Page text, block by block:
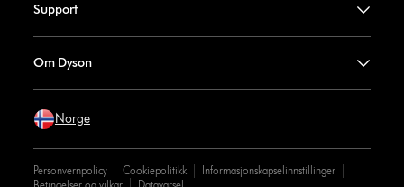
Support
Om Dyson
Norge
Personvernpolicy Cookiepolitikk
Informasjonskapselinnstillinger